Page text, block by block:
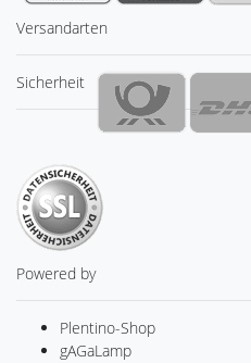
Versandarten
Sicherheit
Powered by
Plentino-Shop
gAGaLamp